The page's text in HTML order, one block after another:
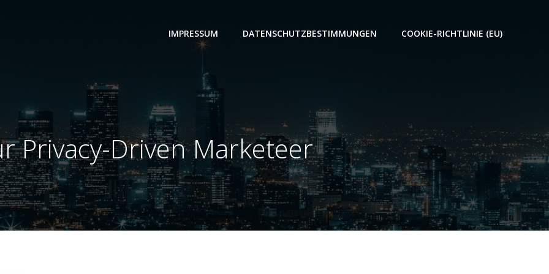
IMPRESSUM DATENSCHUTZBESTIMMUNGEN COOKIE-RICHTLINIE (EU)
Privacy-Driven Marketeer